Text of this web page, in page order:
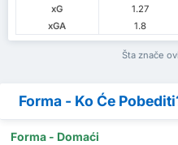
xG
1.27
xGA
1.8
Šta znače
Forma - Ko Će
Forma - Domaći